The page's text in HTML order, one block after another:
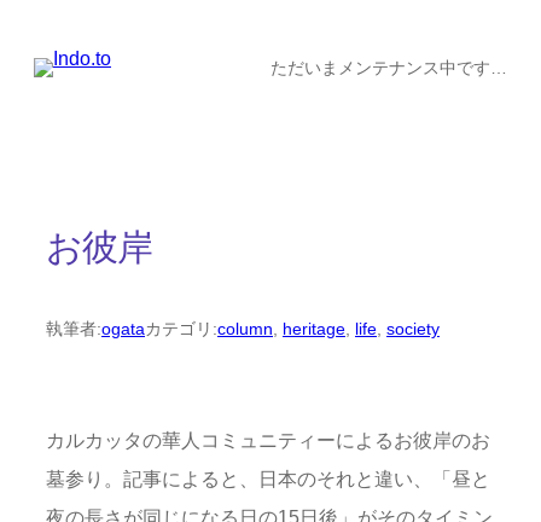
ただいまメンテナンス中です…
お彼岸
執筆者:ogataカテゴリ:column, heritage, life, society
カルカッタの華人コミュニティーによるお彼岸のお
墓参り。記事によると、日本のそれと違い、「昼と
夜の長さが同じになる日の15日後」がそのタイミン